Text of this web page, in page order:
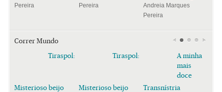
Pereira
Pereira
Andreia Marques
Pereira
Correr Mundo
Tiraspol:
Misterioso beijo
Tiraspol:
Misterioso beijo
A minha
mais
doce
Transnístria